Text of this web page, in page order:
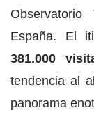
España. El
381.000
tendencia al
panorama